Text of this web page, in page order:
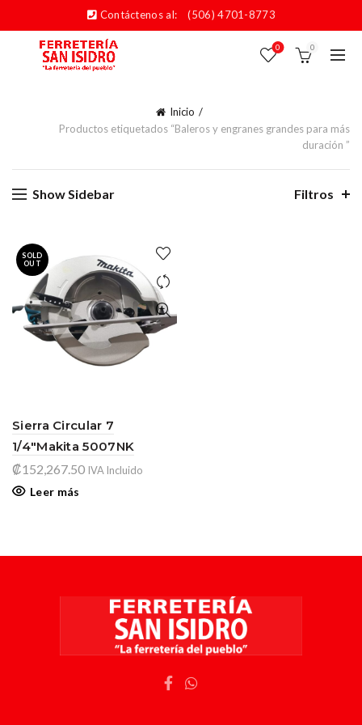
Contáctenos al: (506) 4701-8773
0 0
Inicio
Productos etiquetados “Baleros y engranes grandes para más
duración ”
Show Sidebar Filtros
SOLD
OUT
Sierra Circular 7
1/4″Makita 5007NK
₡152,267.50 IVA Incluido
Leer más